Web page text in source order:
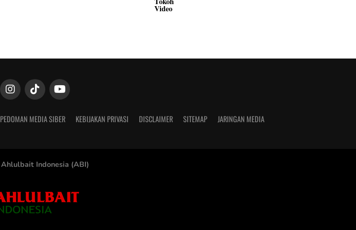
Video
PEDOMAN MEDIA SIBER KEBIJAKAN PRIVASI DISCLAIMER SITEMAP JARINGAN MEDIA
Ahlulbait Indonesia (ABI)